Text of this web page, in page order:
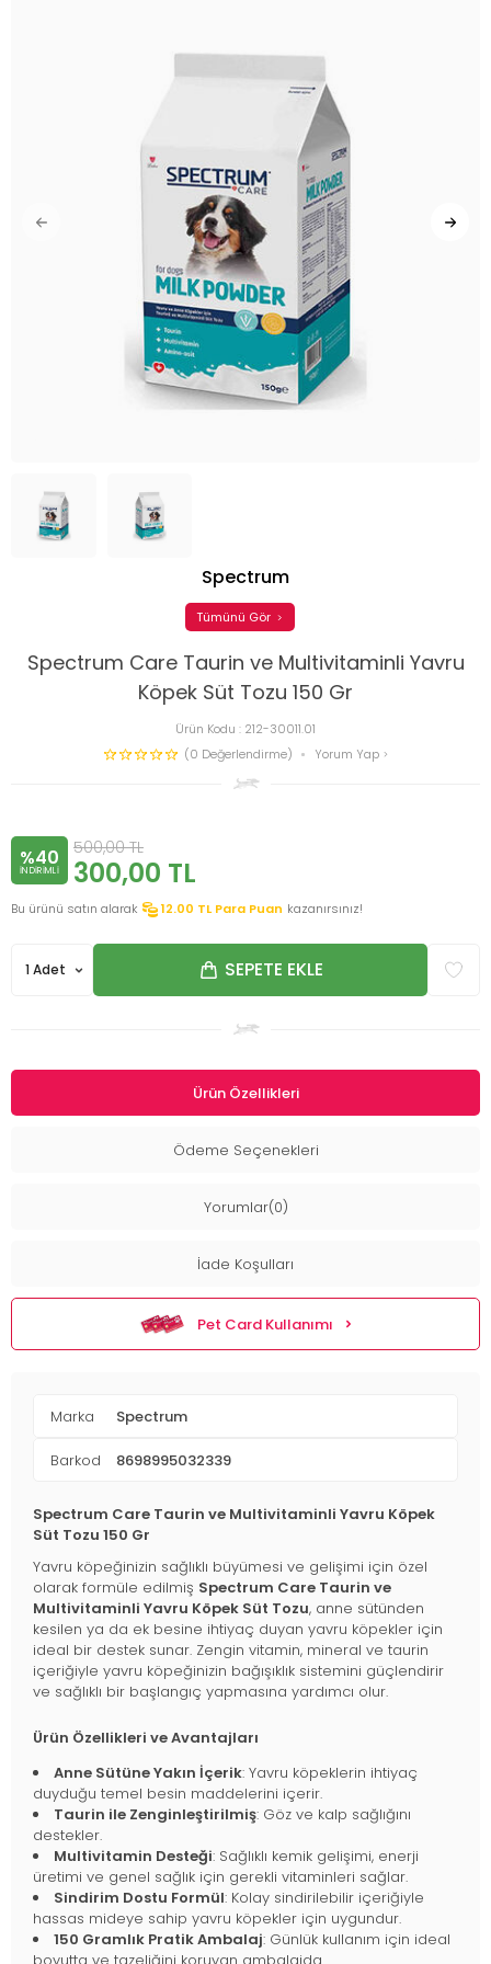
Spectrum Care Taurin ve Multivitaminli Yavru
Köpek Süt Tozu 150 Gr
Ürün Kodu : 212-30011.01
(0 Değerlendirme)
Yorum Yap
Spectrum
Tümünü Gör
%40
INDIRIMLI
500,00TL
300,00 TL
Bu ürünü satın alarak 12.00 TL Para Puan kazanırsınız!
SEPETE EKLE
Ürün Özellikleri
Ödeme Seçenekleri
Yorumlar(0)
İade Koşulları
Pet Card Kullanımı
Marka Spectrum
Barkod 8698995032339
Spectrum Care Taurin ve Multivitaminli Yavru Köpek
Süt Tozu 150 Gr
Yavru köpeğinizin sağlıklı büyümesi ve gelişimi için özel
olarak formüle edilmiş Spectrum Care Taurin ve
Multivitaminli Yavru Köpek Süt Tozu, anne sütünden
kesilen ya da ek besine ihtiyaç duyan yavru köpekler için
ideal bir destek sunar. Zengin vitamin, mineral ve taurin
içeriğiyle yavru köpeğinizin bağışıklık sistemini güçlendirir
ve sağlıklı bir başlangıç yapmasına yardımcı olur.
Ürün Özellikleri ve Avantajları
Anne Sütüne Yakın İçerik: Yavru köpeklerin ihtiyaç
duyduğu temel besin maddelerini içerir.
Taurin ile Zenginleştirilmiş: Göz ve kalp sağlığını
destekler.
Multivitamin Desteği: Sağlıklı kemik gelişimi, enerji
üretimi ve genel sağlık için gerekli vitaminleri sağlar.
Sindirim Dostu Formül: Kolay sindirilebilir içeriğiyle
hassas mideye sahip yavru köpekler için uygundur.
150 Gramlık Pratik Ambalaj: Günlük kullanım için ideal